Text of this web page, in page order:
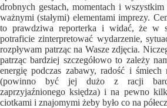
drobnych gestach, momentach i
ważnymi (stałymi) elementami imprezy.
to prawdziwa reporterka i widać, że w
potraficie zinterpretować wydarzenie,
rozpływam patrząc na Wasze zdjęcia.
patrząc bardziej szczegółowo to zależy
energię podczas zabawy, radość i
(powinno być jej dużo z racji
zaprzyjaźnionego księdza) i na pewno
ciotkami i znajomymi żeby było co na